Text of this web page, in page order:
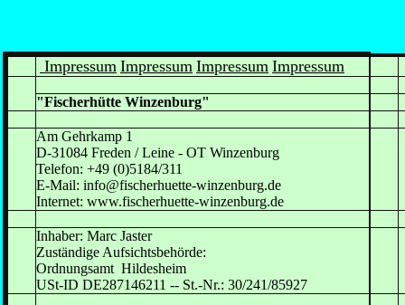
Impressum Impressum Impressum Impressum
"Fischerhütte Winzenburg"
Am Gehrkamp 1
D-31084 Freden / Leine - OT Winzenburg
Telefon: +49 (0)5184/311
E-Mail: info@fischerhuette-winzenburg.de
Internet: www.fischerhuette-winzenburg.de
Inhaber: Marc Jaster
Zuständige Aufsichtsbehörde:
Ordnungsamt Hildesheim
USt-ID DE287146211 -- St.-Nr.: 30/241/85927